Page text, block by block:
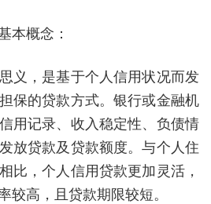
本概念：
义，是基于个人信用状况而发
保的贷款方式。银行或金融机
用记录、收入稳定性、负债情
放贷款及贷款额度。与个人住
比，个人信用贷款更加灵活，
较高，且贷款期限较短。